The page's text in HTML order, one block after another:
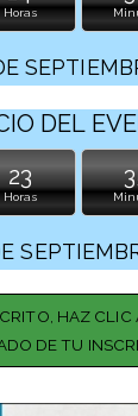
Horas
DEL
23
Horas